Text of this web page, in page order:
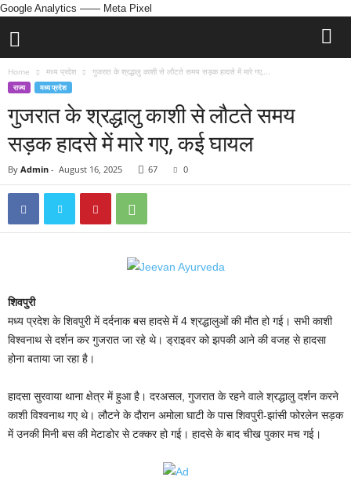
Google Analytics —— Meta Pixel
Home मध्य प्रदेश गुजरात के श्रद्धालु काशी से लौटते समय सड़क हादसे में मारे गए,...
राज्य मध्य प्रदेश
गुजरात के श्रद्धालु काशी से लौटते समय
सड़क हादसे में मारे गए, कई घायल
By Admin - August 16, 2025 67 0
शिवपुरी
मध्य प्रदेश के शिवपुरी में दर्दनाक बस हादसे में 4 श्रद्धालुओं की मौत हो गई। सभी काशी
विश्वनाथ से दर्शन कर गुजरात जा रहे थे। ड्राइवर को झपकी आने की वजह से हादसा
होना बताया जा रहा है।
हादसा सुरवाया थाना क्षेत्र में हुआ है। दरअसल, गुजरात के रहने वाले श्रद्धालु दर्शन करने
काशी विश्वनाथ गए थे। लौटने के दौरान अमोला घाटी के पास शिवपुरी-झांसी फोरलेन सड़क
में उनकी मिनी बस की मेटाडोर से टक्कर हो गई। हादसे के बाद चीख पुकार मच गई।